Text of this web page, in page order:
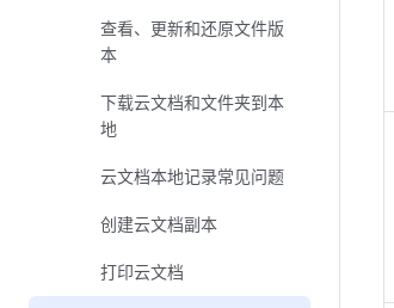
查看、更新和还原文件版
本
下载云文档和文件夹到本
地
云文档本地记录常见问题
创建云文档副本
打印云文档